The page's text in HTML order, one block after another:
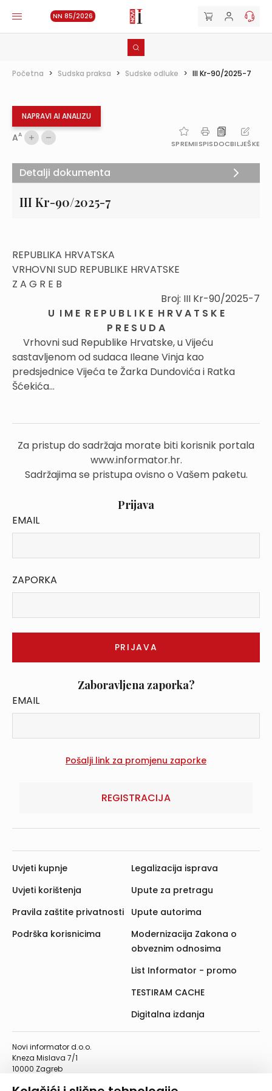
NN 85/2026
Početna > Sudska praksa > Sudske odluke > III Kr-90/2025-7
NAPRAVI AI ANALIZU
AA
SPREMIISPISDOCBILJEŠKE
III Kr-90/2025-7
REPUBLIKA HRVATSKA
VRHOVNI SUD REPUBLIKE HRVATSKE
Z A G R E B
Broj: III Kr-90/2025-7
U I M E R E P U B L I K E H R V A T S K E
P R E S U D A
Vrhovni sud Republike Hrvatske, u Vijeću
sastavljenom od sudaca Ileane Vinja kao
predsjednice Vijeća te Žarka Dundovića i Ratka
Šćekića...
Za pristup do sadržaja morate biti korisnik portala
www.informator.hr.
Sadržajima se pristupa ovisno o Vašem paketu.
Prijava
EMAIL
ZAPORKA
Zaboravljena zaporka?
EMAIL
REGISTRACIJA
Detalji dokumenta
Novi informator d.o.o.
Kneza Mislava 7/1
10000 Zagreb
Uvjeti kupnje
Uvjeti korištenja
Pravila zaštite privatnosti
Podrška korisnicima
Legalizacija isprava
Upute za pretragu
Upute autorima
Modernizacija Zakona o
obveznim odnosima
List Informator - promo
TESTIRAM CACHE
Digitalna izdanja